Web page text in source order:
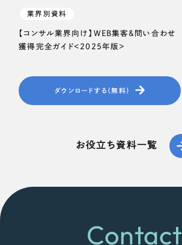
業界別資料
【コンサル業界向け】WEB集客＆問い合わせ
獲得完全ガイド＜2025年版＞
ダウンロードする（無料）
お役立ち資料一覧
Contact